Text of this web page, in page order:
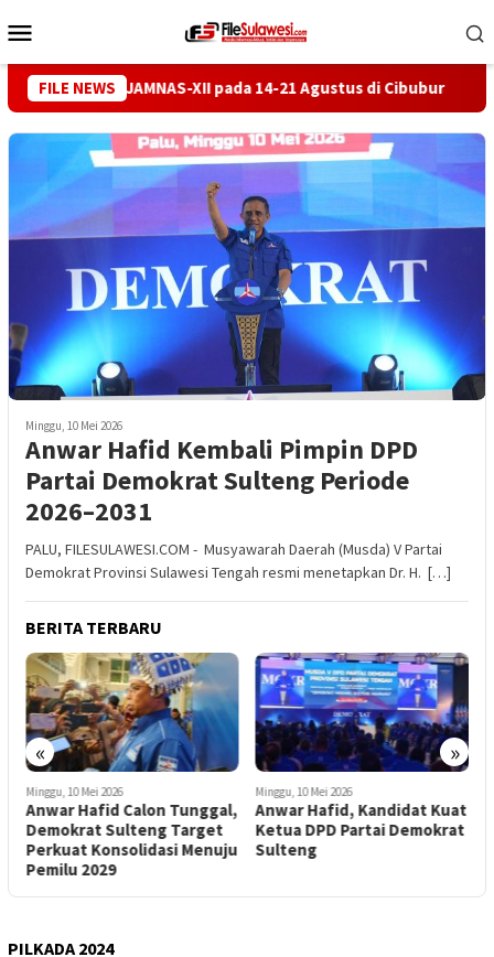
ke
Mobile
FILE NEWS
JAMNAS-XII pada 14-21 Agustus di Cibubur
Minggu, 10 Mei 2026
Anwar Hafid Kembali Pimpin DPD
Partai Demokrat Sulteng Periode
2026–2031
PALU, FILESULAWESI.COM - Musyawarah Daerah (Musda) V Partai
Demokrat Provinsi Sulawesi Tengah resmi menetapkan Dr. H. […]
BERITA TERBARU
« »
Minggu, 10 Mei 2026
Anwar Hafid Calon Tunggal,
Demokrat Sulteng Target
Perkuat Konsolidasi Menuju
Pemilu 2029
Minggu, 10 Mei 2026
Anwar Hafid, Kandidat Kuat
Ketua DPD Partai Demokrat
Sulteng
PILKADA 2024